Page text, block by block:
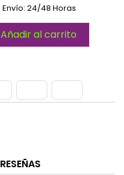
Envío: 24/48 Horas
Añadir al carrito
RESEÑAS